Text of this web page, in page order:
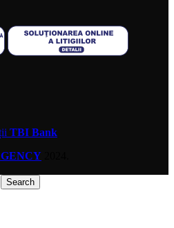
TBI Bank
Search